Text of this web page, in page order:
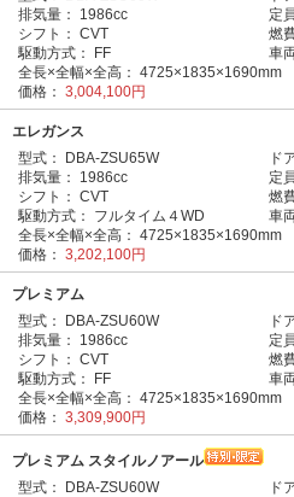
排気量：
1986cc 定
シフト： CVT 燃
駆動方式：
FF 車
全長×全幅×全高： 4725×1835×1690mm
価格： 3,004,100円
エレガンス
型式：
DBA-ZSU65W ド
排気量：
1986cc 定
シフト： CVT 燃
駆動方式：
フルタイム４WD 車
全長×全幅×全高： 4725×1835×1690mm
価格： 3,202,100円
プレミアム
型式：
DBA-ZSU60W ド
排気量：
1986cc 定
シフト： CVT 燃
駆動方式：
FF 車
全長×全幅×全高： 4725×1835×1690mm
価格： 3,309,900円
プレミアム スタイルノアール
型式：
DBA-ZSU60W ド